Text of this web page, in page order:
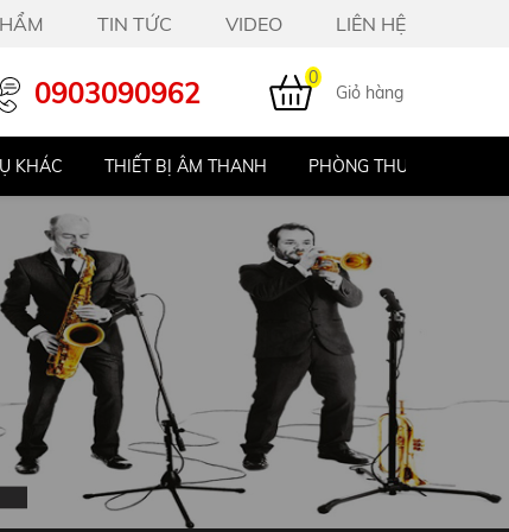
TIN TỨC VIDEO LIÊN HỆ
0903090962 0
Giỏ hàng
KHÁC THIẾT BỊ ÂM THANH PHÒNG THU STUDIO